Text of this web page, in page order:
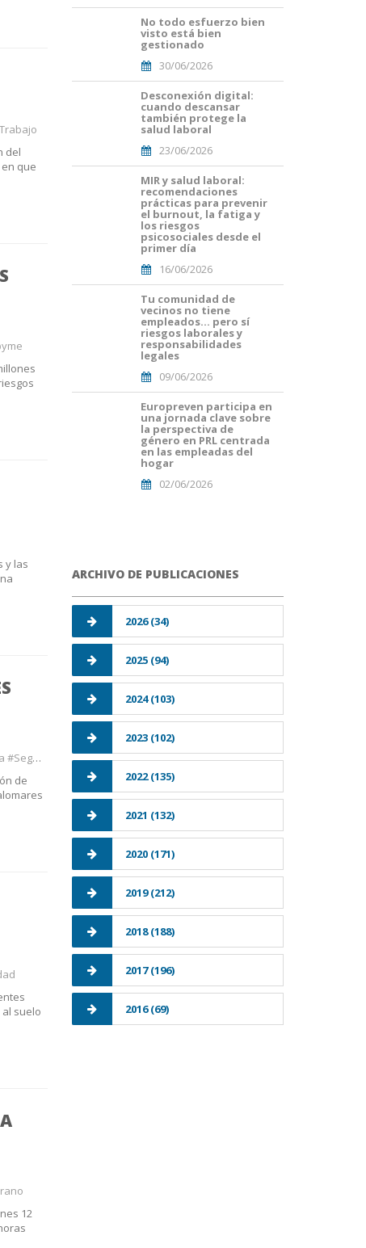
del
que
y las
de
suelo
12
(33).png
No todo esfuerzo bien
visto está bien
gestionado
30/06/2026
Desconexión digital:
cuando descansar
también protege la
salud laboral
23/06/2026
MIR y salud laboral:
recomendaciones
prácticas para prevenir
el burnout, la fatiga y
los riesgos
psicosociales desde el
primer día
16/06/2026
Tu comunidad de
vecinos no tiene
empleados… pero sí
riesgos laborales y
responsabilidades
legales
09/06/2026
Europreven participa en
una jornada clave sobre
la perspectiva de
género en PRL centrada
en las empleadas del
hogar
02/06/2026
ARCHIVO DE PUBLICACIONES
2026 (34)
2025 (94)
2024 (103)
2023 (102)
2022 (135)
2021 (132)
2020 (171)
2019 (212)
2018 (188)
2017 (196)
2016 (69)